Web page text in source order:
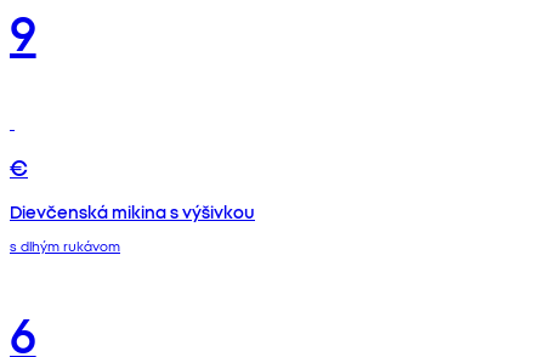
9
€
Dievčenská mikina s výšivkou
s dlhým rukávom
6